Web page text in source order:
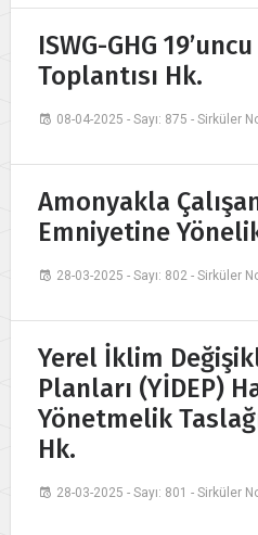
ISWG-GHG
Toplantısı Hk.
08-04-2025 - Sayı: 875 - Sirküler
Amonyakla
Emniyetine
28-03-2025 - Sayı: 802 - Sirküler
Yerel İklim
Planları (YİDEP)
Yönetmelik
Hk.
28-03-2025 - Sayı: 801 - Sirküler